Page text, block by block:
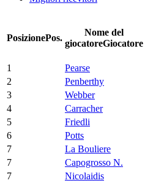
PosizionePos.
Nome del
giocatoreGiocatore
1
Pearse
2
Penberthy
3
Webber
4
Carracher
5
Friedli
6
Potts
7
La Bouliere
7
Capogrosso N.
7
Nicolaidis